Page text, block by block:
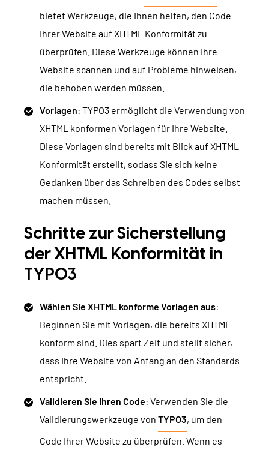
bietet Werkzeuge, die Ihnen helfen, den Code
Ihrer Website auf XHTML Konformität zu
überprüfen. Diese Werkzeuge können Ihre
Website scannen und auf Probleme hinweisen,
die behoben werden müssen.
Vorlagen: TYPO3 ermöglicht die Verwendung von
XHTML konformen Vorlagen für Ihre Website.
Diese Vorlagen sind bereits mit Blick auf XHTML
Konformität erstellt, sodass Sie sich keine
Gedanken über das Schreiben des Codes selbst
machen müssen.
Schritte zur Sicherstellung
der XHTML Konformität in
TYPO3
Wählen Sie XHTML konforme Vorlagen aus:
Beginnen Sie mit Vorlagen, die bereits XHTML
konform sind. Dies spart Zeit und stellt sicher,
dass Ihre Website von Anfang an den Standards
entspricht.
Validieren Sie Ihren Code: Verwenden Sie die
Validierungswerkzeuge von TYPO3, um den
Code Ihrer Website zu überprüfen. Wenn es